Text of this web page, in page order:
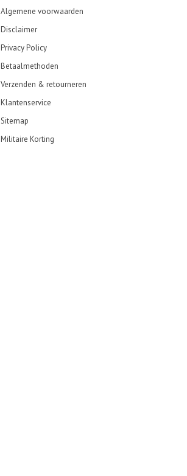
Algemene voorwaarden
Disclaimer
Privacy Policy
Betaalmethoden
Verzenden & retourneren
Klantenservice
Sitemap
Militaire Korting